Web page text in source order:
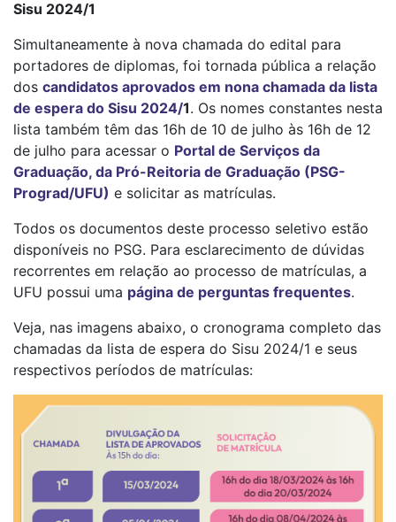
Sisu 2024/1
Simultaneamente à nova chamada do edital para
portadores de diplomas, foi tornada pública a relação
dos candidatos aprovados em nona chamada da lista
de espera do Sisu 2024/1. Os nomes constantes nesta
lista também têm das 16h de 10 de julho às 16h de 12
de julho para acessar o Portal de Serviços da
Graduação, da Pró-Reitoria de Graduação (PSG-
Prograd/UFU) e solicitar as matrículas.
Todos os documentos deste processo seletivo estão
disponíveis no PSG. Para esclarecimento de dúvidas
recorrentes em relação ao processo de matrículas, a
UFU possui uma página de perguntas frequentes.
Veja, nas imagens abaixo, o cronograma completo das
chamadas da lista de espera do Sisu 2024/1 e seus
respectivos períodos de matrículas: